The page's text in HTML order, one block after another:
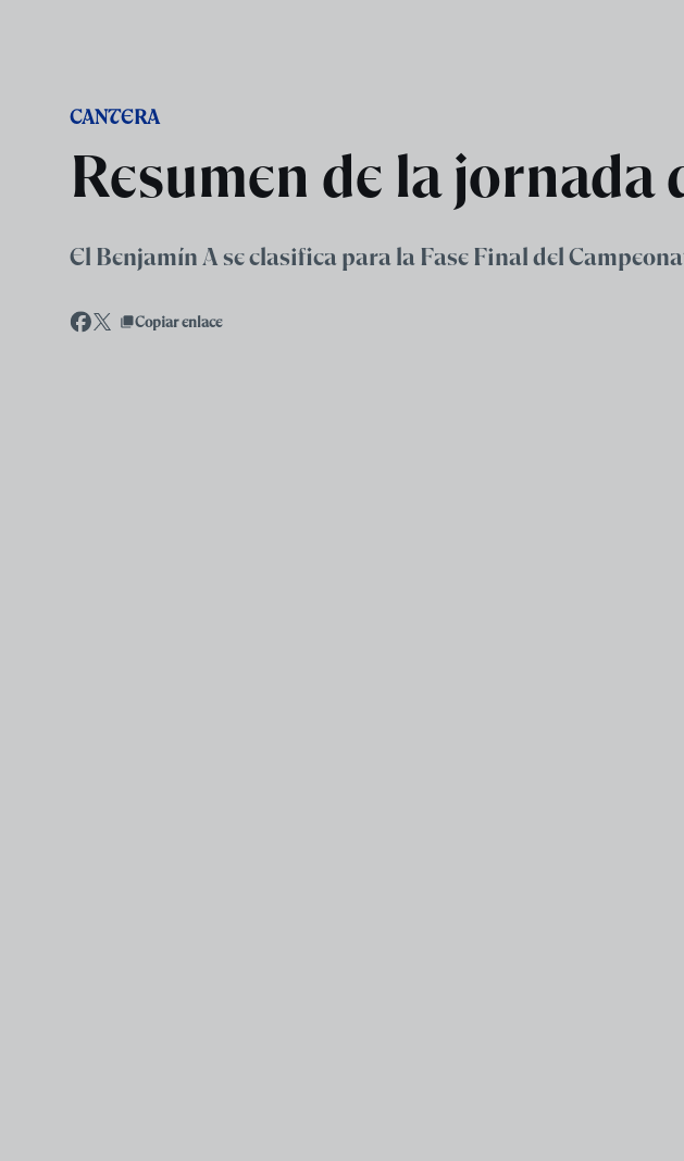
CANTERA
Resumen de la jornada
El Benjamín A se clasifica para la Fase Final del
Copiar enlace